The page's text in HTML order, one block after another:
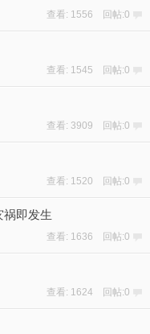
查看: 1556 回帖:0
查看: 1545 回帖:0
查看: 3909 回帖:0
查看: 1520 回帖:0
祸即发生
查看: 1636 回帖:0
查看: 1624 回帖:0